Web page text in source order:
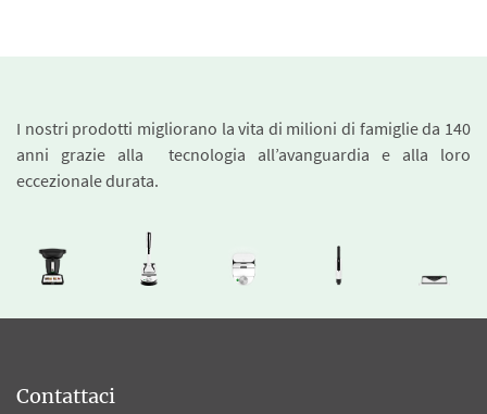
I nostri prodotti migliorano la vita di milioni di famiglie da 140
anni grazie alla tecnologia all’avanguardia e alla loro
eccezionale durata.
Contattaci